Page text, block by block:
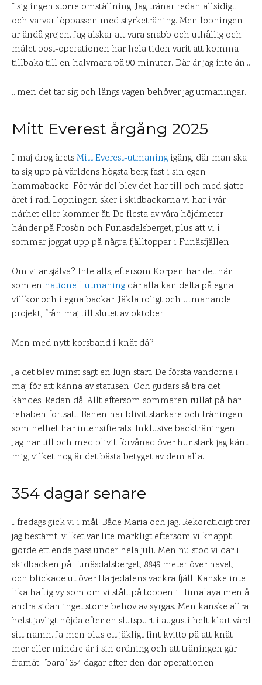
I sig ingen större omställning. Jag tränar redan allsidigt
och varvar löppassen med styrketräning. Men löpningen
är ändå grejen. Jag älskar att vara snabb och uthållig och
målet post-operationen har hela tiden varit att komma
tillbaka till en halvmara på 90 minuter. Där är jag inte än…
…men det tar sig och längs vägen behöver jag utmaningar.
Mitt Everest årgång 2025
I maj drog åretsMitt Everest-utmaning igång, där man ska
ta sig upp på världens högsta berg fast i sin egen
hammabacke. För vår del blev det här till och med sjätte
året i rad. Löpningen sker i skidbackarna vi har i vår
närhet eller kommer åt. De flesta av våra höjdmeter
händer på Frösön och Funäsdalsberget, plus att vi i
sommar joggat upp på några fjälltoppar i Funäsfjällen.
Om vi är själva? Inte alls, eftersom Korpen har det här
som en nationell utmaning där alla kan delta på egna
villkor och i egna backar. Jäkla roligt och utmanande
projekt, från maj till slutet av oktober.
Men med nytt korsband i knät då?
Ja det blev minst sagt en lugn start. De första vändorna i
maj för att känna av statusen. Och gudars så bra det
kändes! Redan då. Allt eftersom sommaren rullat på har
rehaben fortsatt. Benen har blivit starkare och träningen
som helhet har intensifierats. Inklusive backträningen.
Jag har till och med blivit förvånad över hur stark jag känt
mig, vilket nog är det bästa betyget av dem alla.
354 dagar senare
I fredags gick vi i mål! Både Maria och jag. Rekordtidigt tror
jag bestämt, vilket var lite märkligt eftersom vi knappt
gjorde ett enda pass under hela juli. Men nu stod vi där i
skidbacken på Funäsdalsberget, 8849 meter över havet,
och blickade ut över Härjedalens vackra fjäll. Kanske inte
lika häftig vy som om vi stått på toppen i Himalaya men å
andra sidan inget större behov av syrgas. Men kanske allra
helst jävligt nöjda efter en slutspurt i augusti helt klart värd
sitt namn. Ja men plus ett jäkligt fint kvitto på att knät
mer eller mindre är i sin ordning och att träningen går
framåt, ”bara” 354 dagar efter den där operationen.